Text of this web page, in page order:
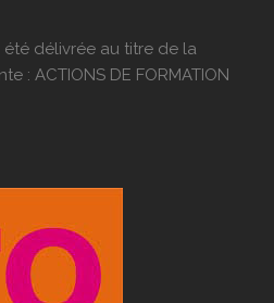
délivrée au titre de la
: ACTIONS DE FORMATION